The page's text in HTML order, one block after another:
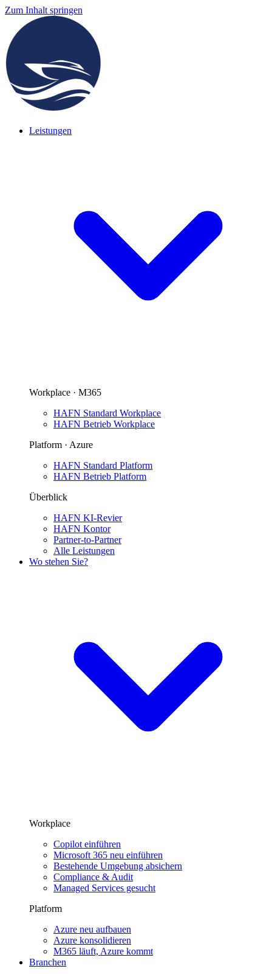
Zum Inhalt springen
Leistungen
Workplace · M365
HAFN Standard Workplace
HAFN Betrieb Workplace
Platform · Azure
HAFN Standard Platform
HAFN Betrieb Platform
Überblick
HAFN KI-Revier
HAFN Kontor
Partner-to-Partner
Alle Leistungen
Wo stehen Sie?
Workplace
Copilot einführen
Microsoft 365 neu einführen
Bestehende Umgebung absichern
Compliance & Audit
Managed Services gesucht
Platform
Azure neu aufbauen
Azure konsolidieren
M365 läuft, Azure kommt
Branchen